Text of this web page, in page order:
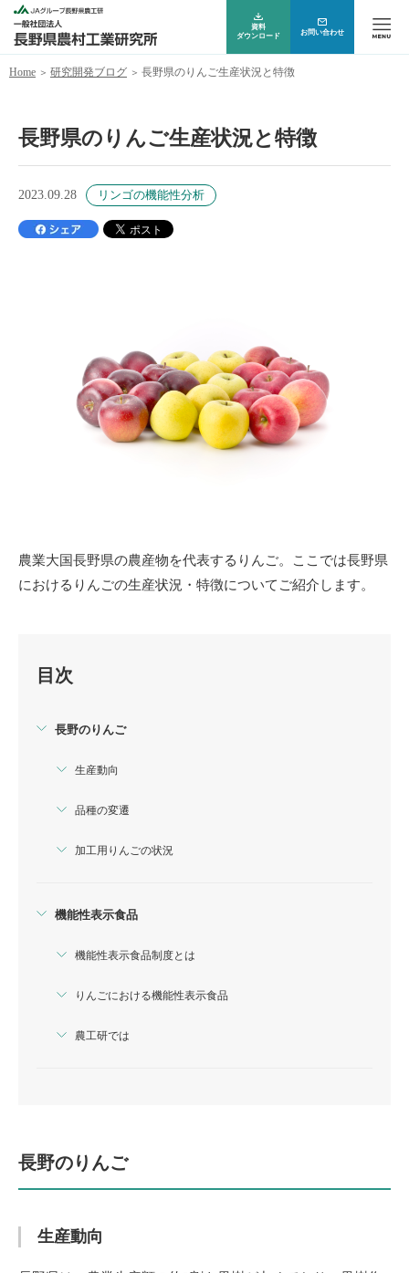
資料
ダウンロード
お問い合わせ
Home 研究開発ブログ 長野県のりんご生産状況と特徴
長野県のりんご生産状況と特徴
2023.09.28 リンゴの機能性分析
農業大国長野県の農産物を代表するりんご。ここでは長野県
におけるりんごの生産状況・特徴についてご紹介します。
目次
長野のりんご
生産動向
品種の変遷
加工用りんごの状況
機能性表示食品
機能性表示食品制度とは
りんごにおける機能性表示食品
農工研では
長野のりんご
生産動向